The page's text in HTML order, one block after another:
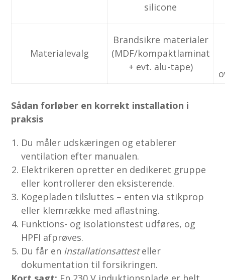
silicone
Materialevalg
Brandsikre materialer
(MDF/kompaktlaminat
+ evt. alu-tape)
Sådan forløber en korrekt installation i
praksis
Du måler udskæringen og etablerer
ventilation efter manualen.
Elektrikeren opretter en dedikeret gruppe
eller kontrollerer den eksisterende.
Kogepladen tilsluttes – enten via stikprop
eller klemrække med aflastning.
Funktions- og isolations­test udføres, og
HPFI afprøves.
Du får en installations­attesteller
dokumentation til forsikringen.